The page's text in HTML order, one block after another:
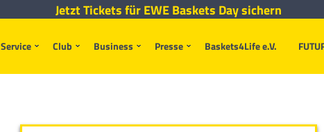
Service Club Business Presse Baskets4Life e.V.
Jetzt Tickets für EWE Baskets Day sichern